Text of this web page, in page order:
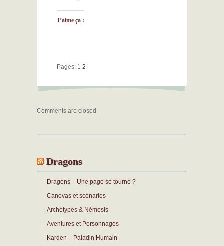
J’aime ça :
Pages: 1 2
Comments are closed.
Dragons
Dragons – Une page se tourne ?
Canevas et scénarios
Archétypes & Némésis
Aventures et Personnages
Karden – Paladin Humain